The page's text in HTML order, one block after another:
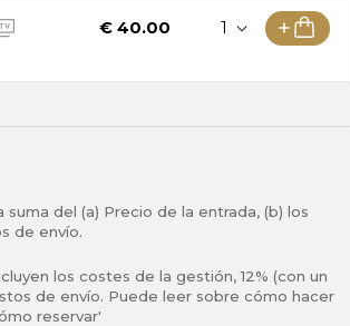
€ 40.00
del (a) Precio de la entrada, (b) los
de envío.
los costes de la gestión, 12% (con un
de envío. Puede leer sobre cómo hacer
reservar'